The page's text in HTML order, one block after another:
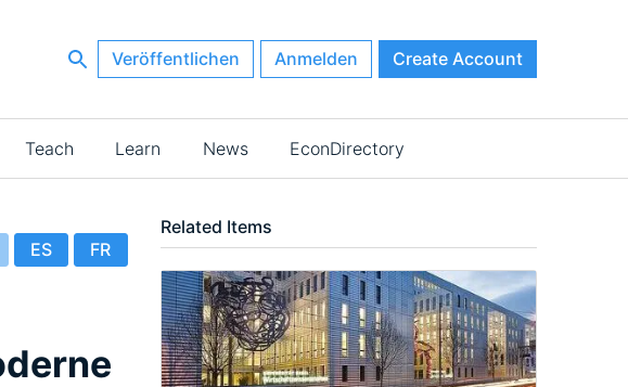
Veröffentlichen Anmelden Create Account
Teach Learn News EconDirectory
ES FR
Related Items